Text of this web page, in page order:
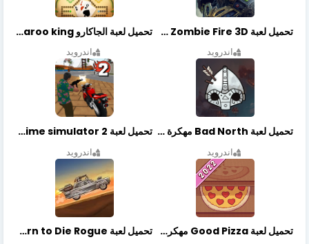
تحميل لعبة Zombie Fire 3D مهكرة آخر إصدار
اندرويد
تحميل لعبة الجاكارو jackaroo king آخر إصدار
اندرويد
تحميل لعبة Bad North مهكرة آخر إصدار
اندرويد
تحميل لعبة Vegas crime simulator 2 مهكرة اخر اصدار
اندرويد
تحميل لعبة Good Pizza مهكرة اخر اصدار تحميل لعبة Earn to Die Rogue مهكرة اخر اصدار